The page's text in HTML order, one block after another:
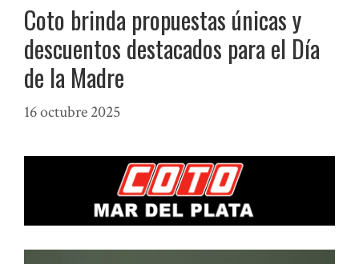
Coto brinda propuestas únicas y
descuentos destacados para el Día
de la Madre
16 octubre 2025